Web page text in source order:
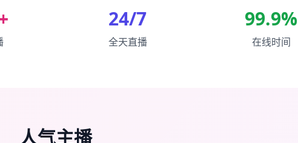
24/7
全天直播
99.9%
在线时间
人气主播